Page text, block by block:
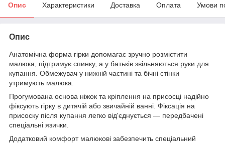
Опис Характеристики Доставка Оплата Умови
Опис
Анатомічна форма гірки допомагає зручно розмістити
малюка, підтримує спинку, а у батьків звільняються руки для
купання. Обмежувач у нижній частині та бічні стінки
утримують малюка.
Прогумована основа ніжок та кріплення на присосці надійно
фіксують гірку в дитячій або звичайній ванні. Фіксація на
присоску після купання легко від'єднується — передбачені
спеціальні язички.
Додатковий комфорт малюкові забезпечить спеціальний